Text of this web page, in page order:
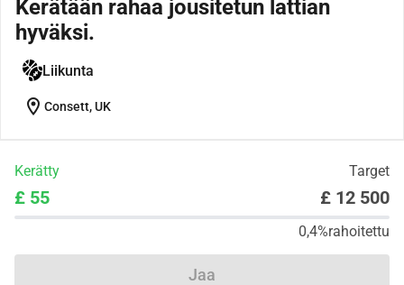
Kerätään rahaa jousitetun lattian
hyväksi.
Liikunta
location_on Consett, UK
Kerätty Target
£ 55 £ 12 500
0,4%rahoitettu
Jaa